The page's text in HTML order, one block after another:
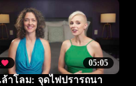
เปิดประสบการณ์ใกล้ชิดและ
พิ่มความไว้วางใจในความ
สัมพันธ์
05:05
ล้าโลม: จุดไฟปรารถนา